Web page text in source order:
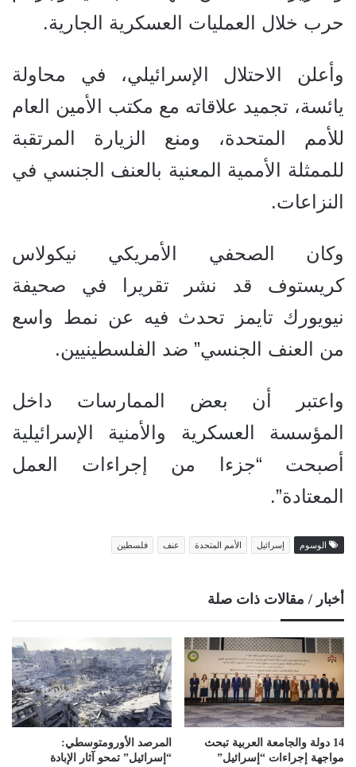
حرب خلال العمليات العسكرية الجارية.
وأعلن الاحتلال الإسرائيلي، في محاولة
يائسة، تجميد علاقاته مع مكتب الأمين العام
للأمم المتحدة، ومنع الزيارة المرتقبة
للممثلة الأممية المعنية بالعنف الجنسي في
النزاعات.
وكان الصحفي الأمريكي نيكولاس
كريستوف قد نشر تقريرا في صحيفة
نيويورك تايمز تحدث فيه عن نمط واسع
من العنف الجنسي” ضد الفلسطينيين.
واعتبر أن بعض الممارسات داخل
المؤسسة العسكرية والأمنية الإسرائيلية
أصبحت “جزءا من إجراءات العمل
المعتادة”.
الوسوم إسرائيل الأمم المتحدة عنف فلسطين
أخبار / مقالات ذات صلة
14 دولة والجامعة العربية تبحث
مواجهة إجراءات “إسرائيل”
المرصد الأورومتوسطي:
“إسرائيل” تمحو آثار الإبادة